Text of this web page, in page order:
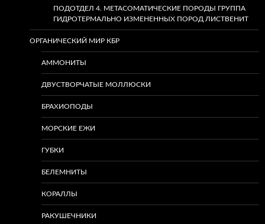
ПОДОТДЕЛ 4. МЕТАСОМАТИЧЕСКИЕ ПОРОДЫ ГРУППА
ГИДРОТЕРМАЛЬНО ИЗМЕНЕННЫХ ПОРОД ЛИСТВЕНИТ
ОРГАНИЧЕСКИЙ МИР КБР
АММОНИТЫ
ДВУСТВОРЧАТЫЕ МОЛЛЮСКИ
БРАХИОПОДЫ
МОРСКИЕ ЕЖИ
ГУБКИ
БЕЛЕМНИТЫ
КОРАЛЛЫ
РАКУШЕЧНИКИ